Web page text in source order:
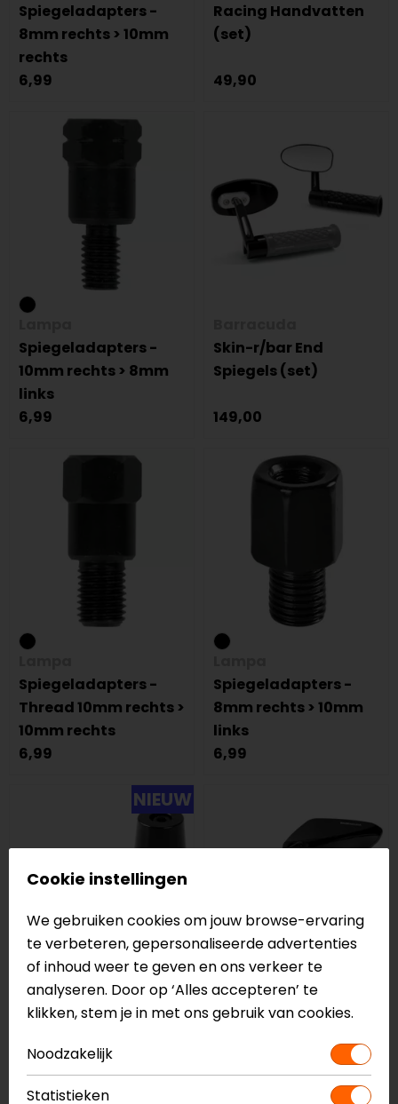
Spiegeladapters -
8mm rechts > 10mm
rechts
6,99
Racing Handvatten
(set)
49,90
Spiegeladapters -
10mm rechts > 8mm
links
6,99
Skin-r/bar End
Spiegels (set)
149,00
Spiegeladapters -
Thread 10mm rechts >
10mm rechts
6,99
Spiegeladapters -
8mm rechts > 10mm
links
6,99
NIEUW
Lampa
SU-2 Universele
Stuureinden
Barracuda
X-version Spiegels
Cookie instellingen
We gebruiken cookies om jouw browse-ervaring
te verbeteren, gepersonaliseerde advertenties
of inhoud weer te geven en ons verkeer te
analyseren. Door op ‘Alles accepteren’ te
klikken, stem je in met ons gebruik van cookies.
Noodzakelijk
Statistieken